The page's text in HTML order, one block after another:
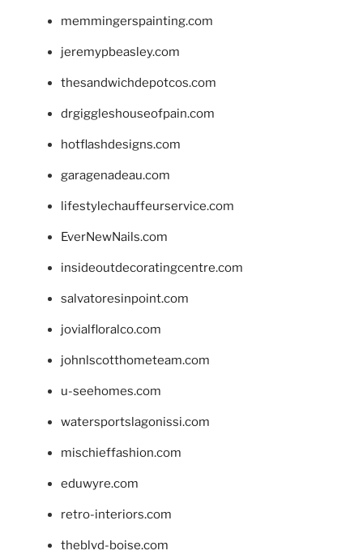
memmingerspainting.com
jeremypbeasley.com
thesandwichdepotcos.com
drgiggleshouseofpain.com
hotflashdesigns.com
garagenadeau.com
lifestylechauffeurservice.com
EverNewNails.com
insideoutdecoratingcentre.com
salvatoresinpoint.com
jovialfloralco.com
johnlscotthometeam.com
u-seehomes.com
watersportslagonissi.com
mischieffashion.com
eduwyre.com
retro-interiors.com
theblvd-boise.com